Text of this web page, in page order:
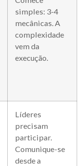
simples: 3-4
mecânicas. A
complexidade
vem da
execução.
Líderes
precisam
participar.
Comunique-se
desde a